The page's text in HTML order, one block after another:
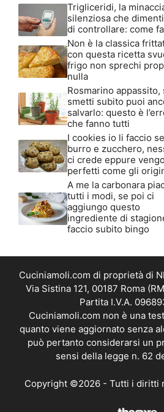
Trigliceridi, la
silenziosa che
di controllare: come
Non è la classica
con questa ricetta
frigo non sprechi
nulla
Rosmarino appassito,
smetti subito puoi
salvarlo: questo è
che fanno tutti
I cookies io li faccio
burro e zucchero,
ci crede eppure
perfetti come gli
A me la carbonara
tutti i modi, se poi ci
aggiungo questo
ingrediente di
faccio subito bingo
Cuciniamoli.com di proprietà di
Via Sistina 121, 00187 Roma
Partita I.V.A.
Cuciniamoli.com non è una
quanto viene aggiornato senza
può pertanto considerarsi un
sensi della legge n. 62
Copyright ©2026 - Tutti i diritti